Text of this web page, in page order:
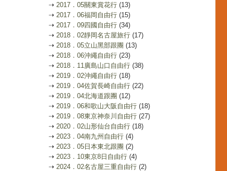
⇢ 2017．05關東賞花行 (13)
⇢ 2017．06福岡自由行 (15)
⇢ 2017．09四國自由行 (34)
⇢ 2018．02靜岡名古屋旅行 (17)
⇢ 2018．05立山黑部跟團 (13)
⇢ 2018．06沖繩自由行 (23)
⇢ 2018．11廣島山口自由行 (38)
⇢ 2019．02沖繩自由行 (18)
⇢ 2019．04佐賀長崎自由行 (22)
⇢ 2019．04北海道跟團 (12)
⇢ 2019．06和歌山大阪自由行 (18)
⇢ 2019．08東京神奈川自由行 (27)
⇢ 2020．02山形仙台自由行 (18)
⇢ 2023．04南九州自由行 (4)
⇢ 2023．05日本東北跟團 (2)
⇢ 2023．10東京8日自由行 (4)
⇢ 2024．02名古屋三重自由行 (2)